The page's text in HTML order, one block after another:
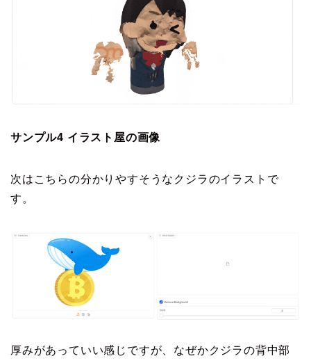
サンプル4 イラスト屋の画像
次はこちらの分かりやすそうなクジラのイラストで
す。
厚みがあっていい感じですが、なぜかクジラの背中部